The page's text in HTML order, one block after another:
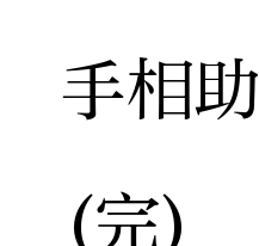
手相
(完)